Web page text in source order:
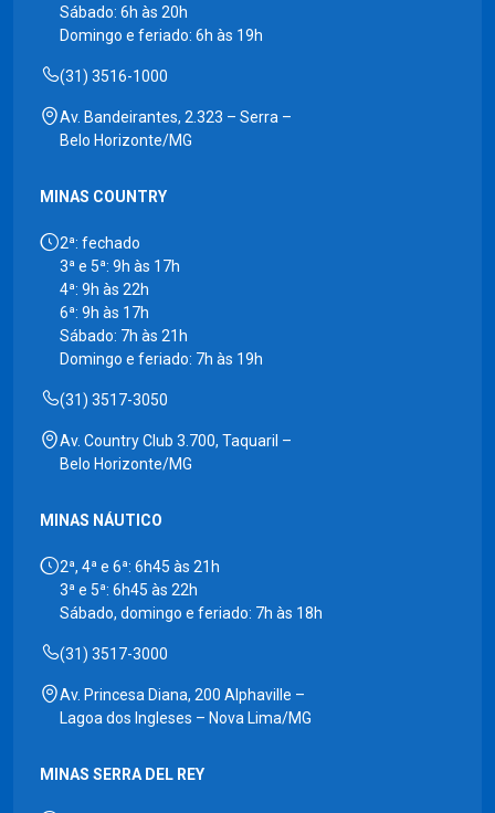
Sábado: 6h às 20h
Domingo e feriado: 6h às 19h
(31) 3516-1000
Av. Bandeirantes, 2.323 – Serra –
Belo Horizonte/MG
MINAS COUNTRY
2ª: fechado
3ª e 5ª: 9h às 17h
4ª: 9h às 22h
6ª: 9h às 17h
Sábado: 7h às 21h
Domingo e feriado: 7h às 19h
(31) 3517-3050
Av. Country Club 3.700, Taquaril –
Belo Horizonte/MG
MINAS NÁUTICO
2ª, 4ª e 6ª: 6h45 às 21h
3ª e 5ª: 6h45 às 22h
Sábado, domingo e feriado: 7h às 18h
(31) 3517-3000
Av. Princesa Diana, 200 Alphaville –
Lagoa dos Ingleses – Nova Lima/MG
MINAS SERRA DEL REY